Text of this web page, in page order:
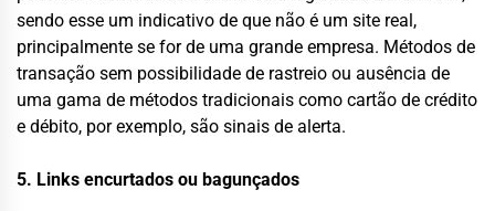
sendo esse um indicativo de que não é um site real,
principalmente se for de uma grande empresa. Métodos de
transação sem possibilidade de rastreio ou ausência de
uma gama de métodos tradicionais como cartão de crédito
e débito, por exemplo, são sinais de alerta.
5. Links encurtados ou bagunçados